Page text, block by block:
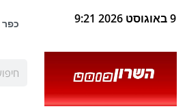
9 באוגוסט 2026 9:21